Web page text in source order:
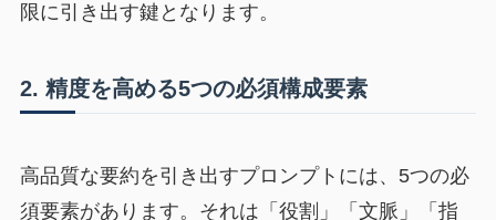
限に引き出す鍵となります。
2. 精度を高める5つの必須構成要素
高品質な要約を引き出すプロンプトには、5つの必
須要素があります。それは「役割」「文脈」「指